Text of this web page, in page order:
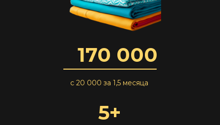
с 20 000 за 1,5 месяца
170 000
5+